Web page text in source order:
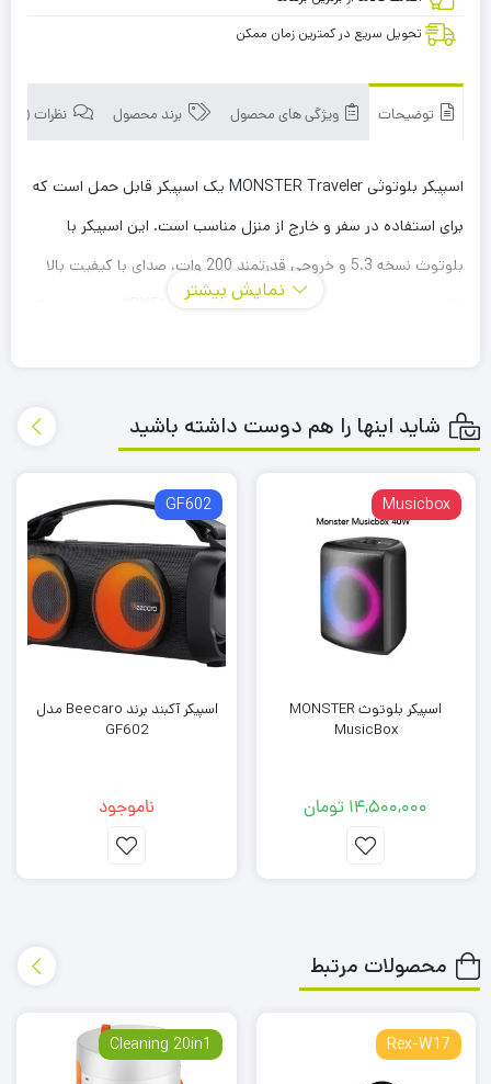
تحویل سریع در کمترین زمان ممکن
توضیحات ویژگی های محصول برند محصول نظرات (0)
اسپیکر بلوتوثی MONSTER Traveler یک اسپیکر قابل حمل است که
برای استفاده در سفر و خارج از منزل مناسب است. این اسپیکر با
بلوتوث نسخه 5.3 و خروجی قدرتمند 200 وات، صدای با کیفیت بالا
زمان شارژ: 5 ولت/2 آمپر حدود 6 ساعت
استاندارد ضد آب : IPX5
نمایش بیشتر
شاید اینها را هم دوست داشته باشید
Musicbox
اسپیکر بلوتوث MONSTER
MusicBox
14,500,000 تومان
GF602
اسپیکر آکبند برند Beecaro مدل
GF602
ناموجود
محصولات مرتبط
Rex-W17
Cleaning 20in1